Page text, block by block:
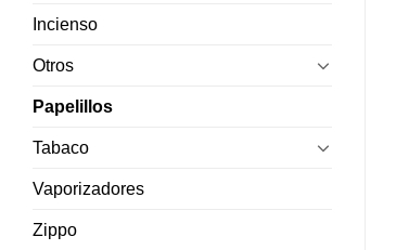
Incienso
Otros
Papelillos
Tabaco
Vaporizadores
Zippo